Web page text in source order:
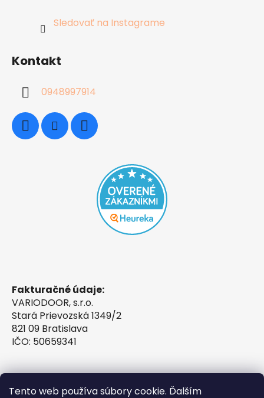
Tento web používa súbory cookie. Ďalším
Sledovať na Instagrame
Kontakt
0948997914
Fakturačné údaje:
VARIODOOR, s.r.o.
Stará Prievozská 1349/2
821 09 Bratislava
IČO: 50659341